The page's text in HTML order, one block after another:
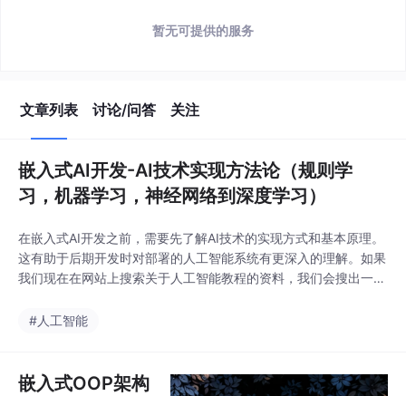
暂无可提供的服务
文章列表 讨论/问答 关注
嵌入式AI开发-AI技术实现方法论（规则学
习，机器学习，神经网络到深度学习）
在嵌入式AI开发之前，需要先了解AI技术的实现方式和基本原理。
这有助于后期开发时对部署的人工智能系统有更深入的理解。如果
我们现在在网站上搜索关于人工智能教程的资料，我们会搜出一大
型，transformer,argent等等。对于初学者会非常头疼无从下手，
#人工智能
嵌入式OOP架构